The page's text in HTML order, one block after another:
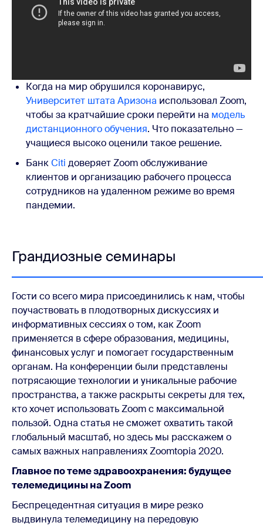
Когда на мир обрушился коронавирус,
Университет штата Аризона использовал Zoom,
чтобы за кратчайшие сроки перейти на модель
дистанционного обучения. Что показательно —
учащиеся высоко оценили такое решение.
БанкCiti доверяет Zoom обслуживание
клиентов и организацию рабочего процесса
сотрудников на удаленном режиме во время
пандемии.
Грандиозные семинары
Гости со всего мира присоединились к нам, чтобы
поучаствовать в плодотворных дискуссиях и
информативных сессиях о том, как Zoom
применяется в сфере образования, медицины,
финансовых услуг и помогает государственным
органам. На конференции были представлены
потрясающие технологии и уникальные рабочие
пространства, а также раскрыты секреты для тех,
кто хочет использовать Zoom с максимальной
пользой. Одна статья не сможет охватить такой
глобальный масштаб, но здесь мы расскажем о
самых важных направлениях Zoomtopia 2020.
Главное по теме здравоохранения: будущее
телемедицины на Zoom
Беспрецедентная ситуация в мире резко
выдвинула телемедицину на передовую